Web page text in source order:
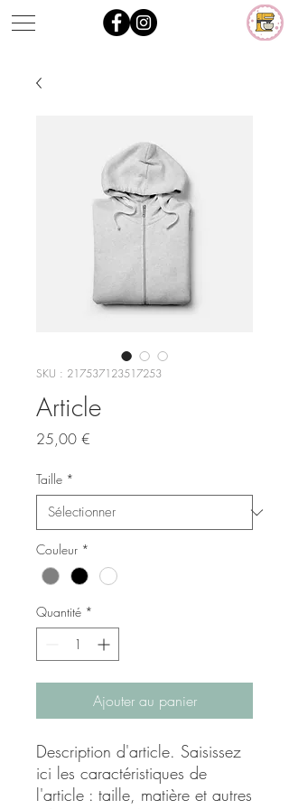
SKU : 217537123517253
Article
25,00 €
Taille *
Couleur *
Quantité *
Ajouter au panier
Description d'article. Saisissez
ici les caractéristiques de
l'article : taille, matière et autres